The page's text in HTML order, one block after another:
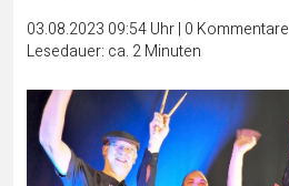
03.08.2023 09:54 Uhr| 0 Kommentare
Lesedauer: ca. 2 Minuten